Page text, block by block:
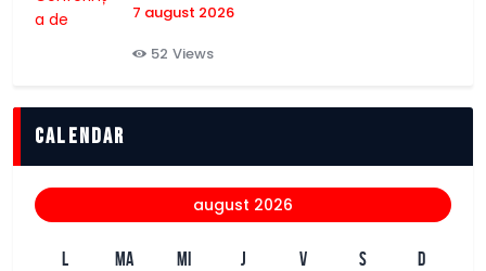
7 august 2026
52 Views
Calendar
august 2026
L MA MI J V S D